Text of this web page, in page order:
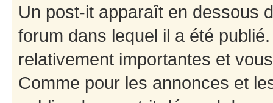
Un post-it apparaît en dessous
forum dans lequel il a été
relativement importantes et
Comme pour les annonces et